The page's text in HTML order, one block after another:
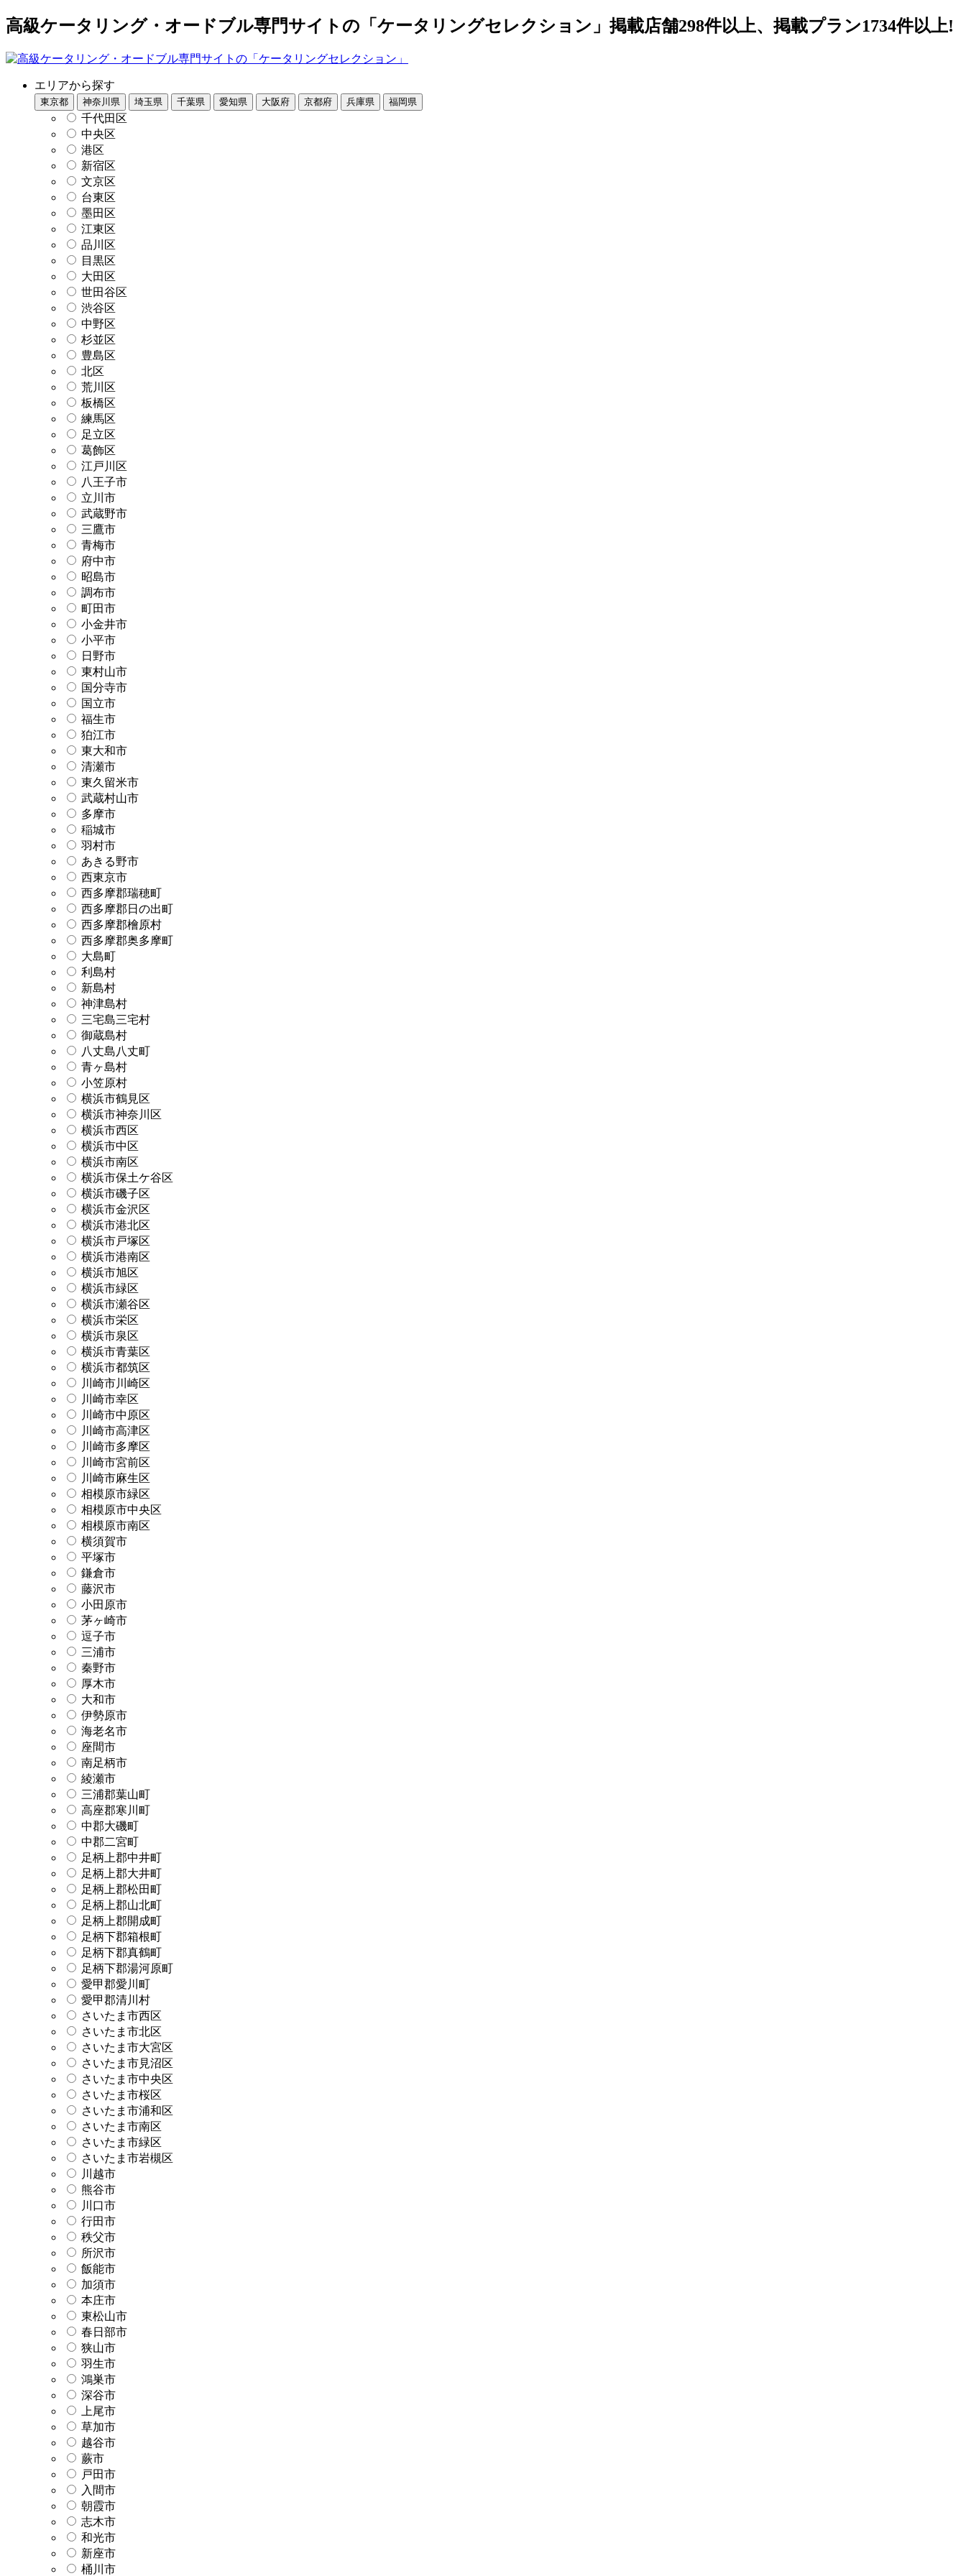
高級ケータリング・オードブル専門サイトの「ケータリングセレクション」掲載店舗298件以上、掲載プラン1734件以上!
エリアから探す
東京都 神奈川県 埼玉県 千葉県 愛知県 大阪府 京都府 兵庫県 福岡県
千代田区
中央区
港区
新宿区
文京区
台東区
墨田区
江東区
品川区
目黒区
大田区
世田谷区
渋谷区
中野区
杉並区
豊島区
北区
荒川区
板橋区
練馬区
足立区
葛飾区
江戸川区
八王子市
立川市
武蔵野市
三鷹市
青梅市
府中市
昭島市
調布市
町田市
小金井市
小平市
日野市
東村山市
国分寺市
国立市
福生市
狛江市
東大和市
清瀬市
東久留米市
武蔵村山市
多摩市
稲城市
羽村市
あきる野市
西東京市
西多摩郡瑞穂町
西多摩郡日の出町
西多摩郡檜原村
西多摩郡奥多摩町
大島町
利島村
新島村
神津島村
三宅島三宅村
御蔵島村
八丈島八丈町
青ヶ島村
小笠原村
横浜市鶴見区
横浜市神奈川区
横浜市西区
横浜市中区
横浜市南区
横浜市保土ケ谷区
横浜市磯子区
横浜市金沢区
横浜市港北区
横浜市戸塚区
横浜市港南区
横浜市旭区
横浜市緑区
横浜市瀬谷区
横浜市栄区
横浜市泉区
横浜市青葉区
横浜市都筑区
川崎市川崎区
川崎市幸区
川崎市中原区
川崎市高津区
川崎市多摩区
川崎市宮前区
川崎市麻生区
相模原市緑区
相模原市中央区
相模原市南区
横須賀市
平塚市
鎌倉市
藤沢市
小田原市
茅ヶ崎市
逗子市
三浦市
秦野市
厚木市
大和市
伊勢原市
海老名市
座間市
南足柄市
綾瀬市
三浦郡葉山町
高座郡寒川町
中郡大磯町
中郡二宮町
足柄上郡中井町
足柄上郡大井町
足柄上郡松田町
足柄上郡山北町
足柄上郡開成町
足柄下郡箱根町
足柄下郡真鶴町
足柄下郡湯河原町
愛甲郡愛川町
愛甲郡清川村
さいたま市西区
さいたま市北区
さいたま市大宮区
さいたま市見沼区
さいたま市中央区
さいたま市桜区
さいたま市浦和区
さいたま市南区
さいたま市緑区
さいたま市岩槻区
川越市
熊谷市
川口市
行田市
秩父市
所沢市
飯能市
加須市
本庄市
東松山市
春日部市
狭山市
羽生市
鴻巣市
深谷市
上尾市
草加市
越谷市
蕨市
戸田市
入間市
朝霞市
志木市
和光市
新座市
桶川市